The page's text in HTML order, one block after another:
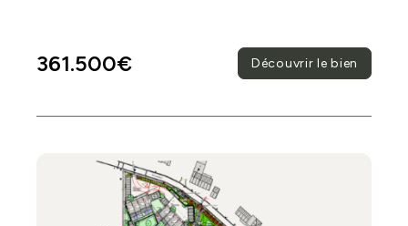
361.500€ Découvrir le bien